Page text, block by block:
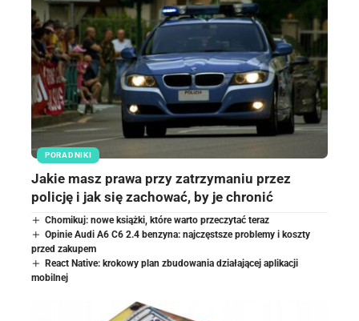
PORADNIKI
Jakie masz prawa przy zatrzymaniu przez
policję i jak się zachować, by je chronić
Chomikuj: nowe książki, które warto przeczytać teraz
Opinie Audi A6 C6 2.4 benzyna: najczęstsze problemy i koszty
przed zakupem
React Native: krokowy plan zbudowania działającej aplikacji
mobilnej